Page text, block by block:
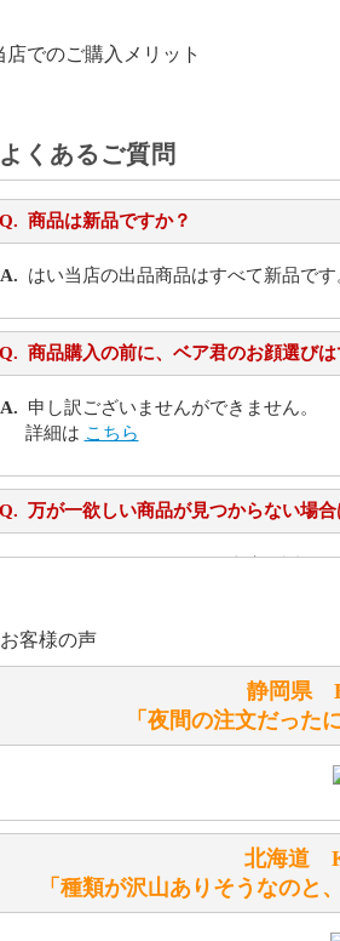
よくあるご質問
商品は新品ですか？
はい当店の出品商品はすべて新品です
商品購入の前に、ベア君のお顔選びは
申し訳ございませんができません。
詳細は こちら
万が一欲しい商品が見つからない場
シュタイフのぬいぐるみは洗濯でき
洗濯できるのとできないのがあります
こちらをご覧ください。
シリアルNO付きやクラブ限定などい
詳しくはこちらをご覧ください。
静岡県
「夜間の注文だった
北海道
「種類が沢山ありそうなのと